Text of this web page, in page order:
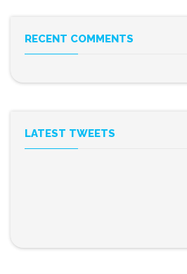
RECENT COMMENTS
LATEST TWEETS